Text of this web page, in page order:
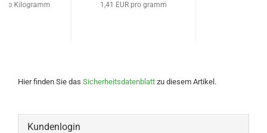
pro Kilogramm 1,41 EUR pro gramm
Hier finden Sie das Sicherheitsdatenblatt zu diesem Artikel.
Kundenlogin